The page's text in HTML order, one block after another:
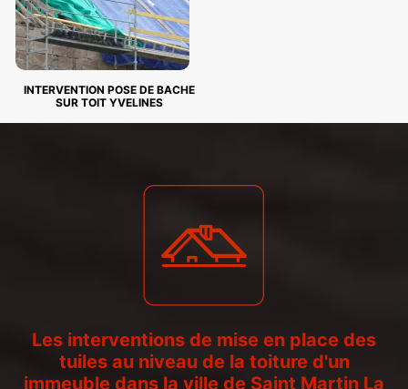
INTERVENTION POSE DE BACHE
SUR TOIT YVELINES
Les interventions de mise en place des
tuiles au niveau de la toiture d'un
immeuble dans la ville de Saint Martin La